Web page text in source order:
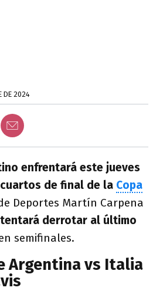
DE 2024
enfrentará este jueves
de final de la Copa
Deportes Martín Carpena
derrotar al último
semifinales.
Argentina vs Italia